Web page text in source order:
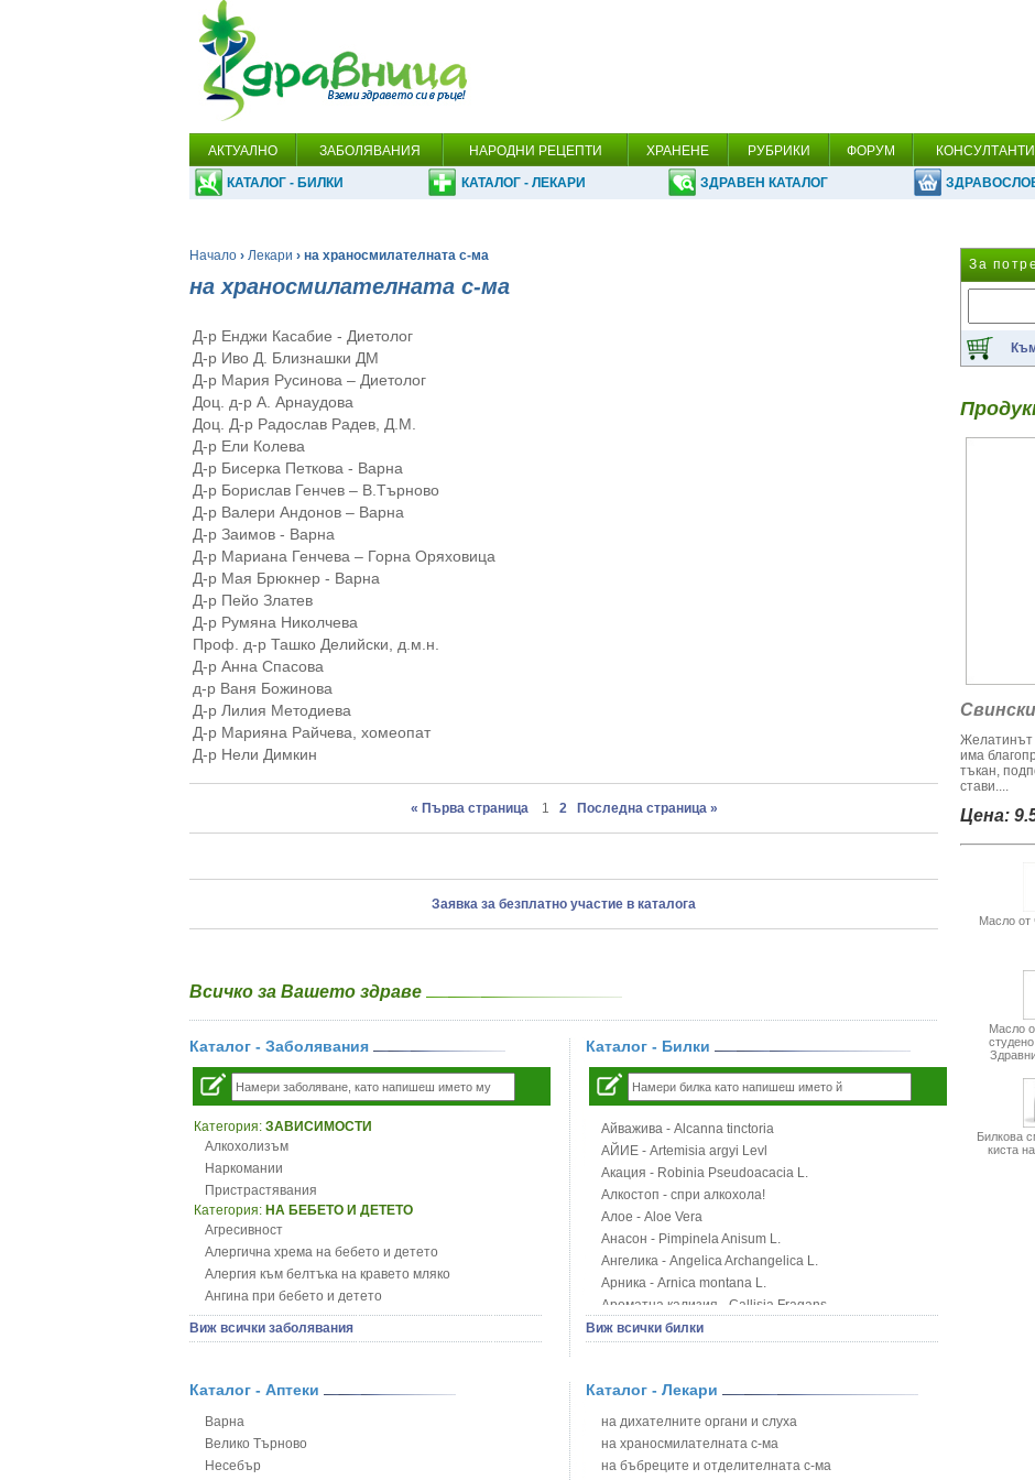
АКТУАЛНО ЗАБОЛЯВАНИЯ НАРОДНИ РЕЦЕПТИ ХРАНЕНЕ РУБРИКИ ФОРУМ КОНСУЛТАНТИ
КАТАЛОГ - БИЛКИ КАТАЛОГ - ЛЕКАРИ ЗДРАВЕН КАТАЛОГ
Начало › Лекари › на храносмилателната с-ма
на храносмилателната с-ма
Д-р Енджи Касабие - Диетолог
Д-р Иво Д. Близнашки ДМ
Д-р Мария Русинова – Диетолог
Доц. д-р А. Арнаудова
Доц. Д-р Радослав Радев, Д.М.
Д-р Ели Колева
Д-р Бисерка Петкова - Варна
Д-р Борислав Генчев – В.Търново
Д-р Валери Андонов – Варна
Д-р Заимов - Варна
Д-р Мариана Генчева – Горна Оряховица
Д-р Мая Брюкнер - Варна
Д-р Пейо Златев
Д-р Румяна Николчева
Проф. д-р Ташко Делийски, д.м.н.
Д-р Анна Спасова
д-р Ваня Божинова
Д-р Лилия Методиева
Д-р Марияна Райчева, хомеопат
Д-р Нели Димкин
« Първа страница 1 2 Последна страница »
Заявка за безплатно участие в каталога
Всичко за Вашето здраве
Каталог - Заболявания
Категория: ЗАВИСИМОСТИ
Алкохолизъм
Наркомании
Пристрастявания
Категория: НА БЕБЕТО И ДЕТЕТО
Агресивност
Алергична хрема на бебето и детето
Алергия към белтъка на кравето мляко
Ангина при бебето и детето
Анемия при бебето и детето
Апетит - пълни деца
Безапетитие при бебето и детето
Бронхит и пневмония при деца
Варицела
Висока температура на бебето и детето
Виж всички заболявания
Каталог - Билки
Айважива - Alcanna tinctoria
АЙИЕ - Artemisia argyi Levl
Акация - Robinia Pseudoacacia L.
Алкостоп - спри алкохола!
Алое - Aloe Vera
Анасон - Pimpinela Anisum L.
Ангелика - Angelica Archangelica L.
Арника - Arnica montana L.
Ароматна кализия - Callisia Fragans
Арония - Sorbus melanocorpa
Блатен аир - Acorus calamus L.
Блатен тъжник - Spirea ulmaria L.
Блян
Бобови шушулки - Phaseolus Vulgaris L.
Виж всички билки
Каталог - Аптеки
Варна
Велико Търново
Несебър
Каталог - Лекари
на дихателните органи и слуха
на храносмилателната с-ма
на бъбреците и отделителната с-ма
За
Желатинът
има
тъкан,
стави....
Цена:
Масло от
Масло
Билкова
киста